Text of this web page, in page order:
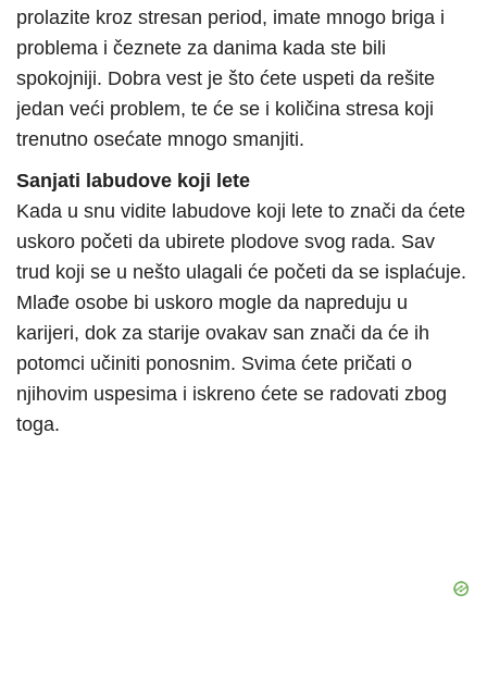
prolazite kroz stresan period, imate mnogo briga i
problema i čeznete za danima kada ste bili
spokojniji. Dobra vest je što ćete uspeti da rešite
jedan veći problem, te će se i količina stresa koji
trenutno osećate mnogo smanjiti.
Sanjati labudove koji lete
Kada u snu vidite labudove koji lete to znači da ćete
uskoro početi da ubirete plodove svog rada. Sav
trud koji se u nešto ulagali će početi da se isplaćuje.
Mlađe osobe bi uskoro mogle da napreduju u
karijeri, dok za starije ovakav san znači da će ih
potomci učiniti ponosnim. Svima ćete pričati o
njihovim uspesima i iskreno ćete se radovati zbog
toga.